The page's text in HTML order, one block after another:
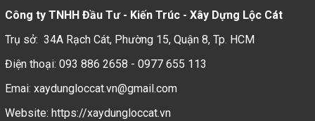
Công ty TNHH Đầu Tư - Kiến Trúc - Xây Dựng Lộc Cát
Trụ sở: 34A Rạch Cát, Phường 15, Quận 8, Tp. HCM
Điện thoại: 093 886 2658 - 0977 655 113
Emai: xaydungloccat.vn@gmail.com
Website: https://xaydungloccat.vn